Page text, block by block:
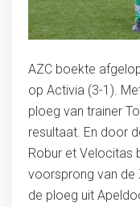
AZC boekte
op Activia (3-1).
ploeg van trainer
resultaat. En door
Robur et Velocitas
voorsprong van de
de ploeg uit